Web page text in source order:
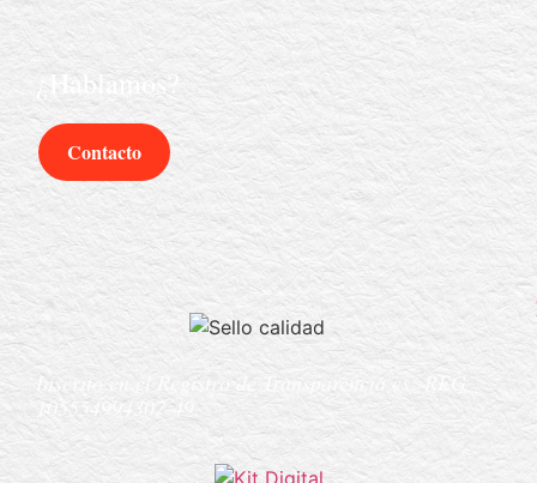
¿Hablamos?
Contacto
Inscrito en el Registro de Transparencia es: REG
105554994307-49.